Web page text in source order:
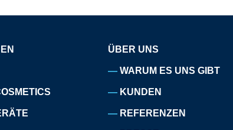
ÜBER UNS
WARUM ES UNS GIBT
KUNDEN
REFERENZEN